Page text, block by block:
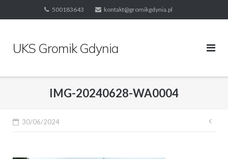
to
500183643 kontakt@gromikgdynia.pl
UKS Gromik Gdynia
IMG-20240628-WA0004
30/06/2024